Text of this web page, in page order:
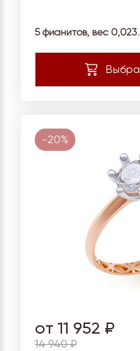
5 фианитов, вес 0,023.
-20%
от 11 952 ₽
14 940 ₽